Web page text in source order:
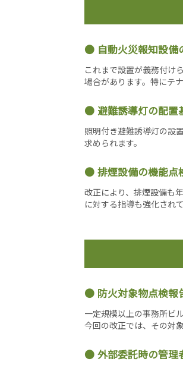
自動火災報知設備
これまで設置が義務付け
場合があります。特にテ
避難誘導灯の配置
照明付き避難誘導灯の設
求められます。
排煙設備の機能点
改正により、排煙設備も
に対する指導も強化されて
防火対象物点検報
一定規模以上の事務所ビ
今回の改正では、その対
外部委託時の管理